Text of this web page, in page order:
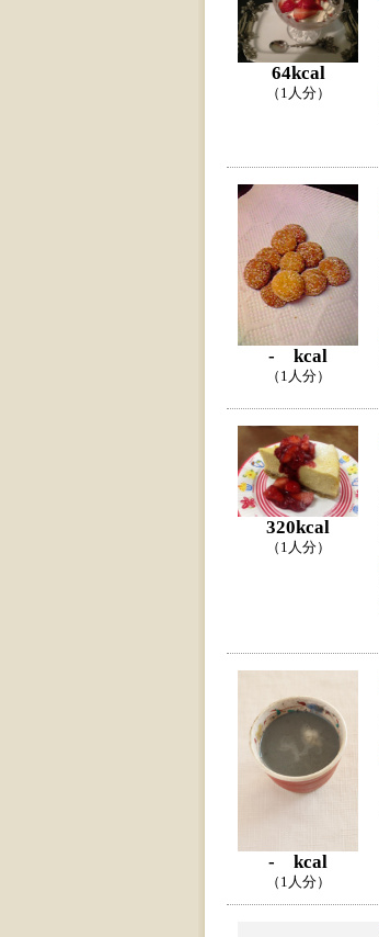
64kcal
（1人分）
- kcal
（1人分）
320kcal
（1人分）
- kcal
（1人分）